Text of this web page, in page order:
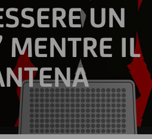
UN
MENTRE IL